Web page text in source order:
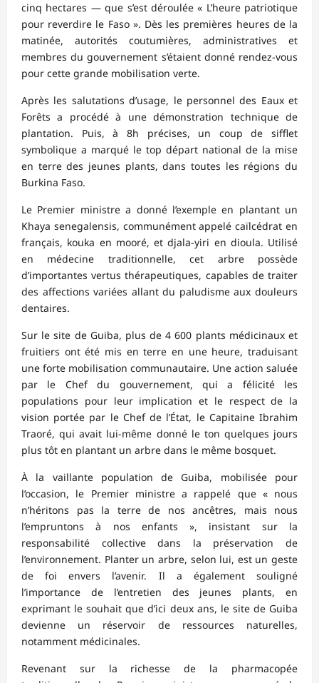
cinq hectares — que s’est déroulée « L’heure patriotique
pour reverdire le Faso ». Dès les premières heures de la
matinée, autorités coutumières, administratives et
membres du gouvernement s’étaient donné rendez-vous
pour cette grande mobilisation verte.
Après les salutations d’usage, le personnel des Eaux et
Forêts a procédé à une démonstration technique de
plantation. Puis, à 8h précises, un coup de sifflet
symbolique a marqué le top départ national de la mise
en terre des jeunes plants, dans toutes les régions du
Burkina Faso.
Le Premier ministre a donné l’exemple en plantant un
Khaya senegalensis, communément appelé caïlcédrat en
français, kouka en mooré, et djala-yiri en dioula. Utilisé
en médecine traditionnelle, cet arbre possède
d’importantes vertus thérapeutiques, capables de traiter
des affections variées allant du paludisme aux douleurs
dentaires.
Sur le site de Guiba, plus de 4 600 plants médicinaux et
fruitiers ont été mis en terre en une heure, traduisant
une forte mobilisation communautaire. Une action saluée
par le Chef du gouvernement, qui a félicité les
populations pour leur implication et le respect de la
vision portée par le Chef de l’État, le Capitaine Ibrahim
Traoré, qui avait lui-même donné le ton quelques jours
plus tôt en plantant un arbre dans le même bosquet.
À la vaillante population de Guiba, mobilisée pour
l’occasion, le Premier ministre a rappelé que « nous
n’héritons pas la terre de nos ancêtres, mais nous
l’empruntons à nos enfants », insistant sur la
responsabilité collective dans la préservation de
l’environnement. Planter un arbre, selon lui, est un geste
de foi envers l’avenir. Il a également souligné
l’importance de l’entretien des jeunes plants, en
exprimant le souhait que d’ici deux ans, le site de Guiba
devienne un réservoir de ressources naturelles,
notamment médicinales.
Revenant sur la richesse de la pharmacopée